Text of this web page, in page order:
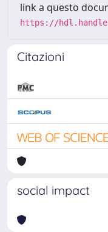
link a questo
https://
Citazioni
social impact